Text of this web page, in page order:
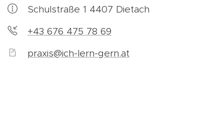
Schulstraße 1 4407 Dietach
+43 676 475 78 69
praxis@ich-lern-gern.at